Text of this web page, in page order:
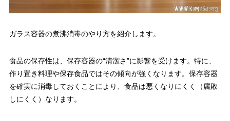
ガラス容器の煮沸消毒のやり方を紹介します。
食品の保存性は、保存容器の“清潔さ”に影響を受けます。特に、
作り置き料理や保存食品ではその傾向が強くなります。保存容器
を確実に消毒しておくことにより、食品は悪くなりにくく（腐敗
しにくく）なります。